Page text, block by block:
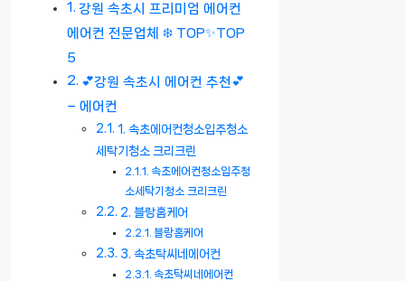
강원 속초시 프리미엄 에어컨
에어컨 전문업체 ❄️ TOP✨TOP
5
💕강원 속초시 에어컨 추천💕
– 에어컨
1. 속초에어컨청소입주청소
세탁기청소 크리크린
속초에어컨청소입주청
소세탁기청소 크리크린
2. 블랑홈케어
블랑홈케어
3. 속초탁씨네에어컨
속초탁씨네에어컨